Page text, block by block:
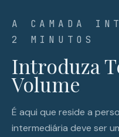
A CAMADA
2 MINUTOS
Introduza
Volume
É aqui que reside a
intermediária deve ser